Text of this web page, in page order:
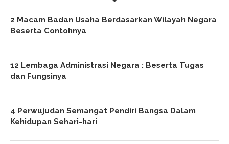
2 Macam Badan Usaha Berdasarkan Wilayah Negara
Beserta Contohnya
12 Lembaga Administrasi Negara : Beserta Tugas
dan Fungsinya
4 Perwujudan Semangat Pendiri Bangsa Dalam
Kehidupan Sehari-hari